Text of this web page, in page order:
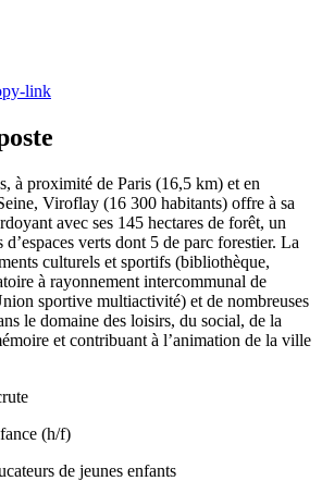
link
à proximité de Paris (16,5 km) et en
Viroflay (16 300 habitants) offre à sa
avec ses 145 hectares de forêt, un
d’espaces verts dont 5 de parc forestier. La
culturels et sportifs (bibliothèque,
à rayonnement intercommunal de
sportive multiactivité) et de nombreuses
le domaine des loisirs, du social, de la
et contribuant à l’animation de la ville
(h/f)
de jeunes enfants